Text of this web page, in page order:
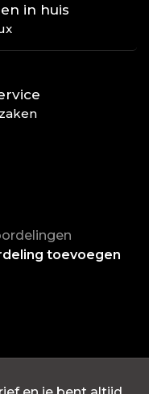
in huis
toevoegen